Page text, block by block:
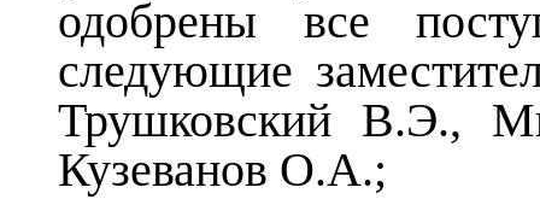
одобрены все
следующие
Трушковский В.Э.,
Кузеванов О.А.;